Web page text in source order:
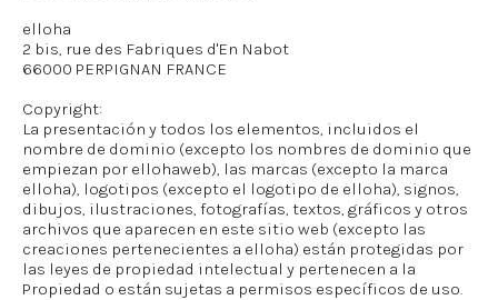
elloha
2 bis, rue des Fabriques d'En Nabot
66000 PERPIGNAN FRANCE
Copyright:
La presentación y todos los elementos, incluidos el
nombre de dominio (excepto los nombres de dominio que
empiezan por ellohaweb), las marcas (excepto la marca
elloha), logotipos (excepto el logotipo de elloha), signos,
dibujos, ilustraciones, fotografías, textos, gráficos y otros
archivos que aparecen en este sitio web (excepto las
creaciones pertenecientes a elloha) están protegidas por
las leyes de propiedad intelectual y pertenecen a la
Propiedad o están sujetas a permisos específicos de uso.